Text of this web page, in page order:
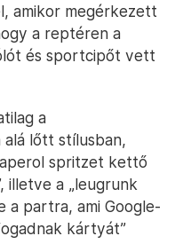
amikor megérkezett
a reptéren a
és sportcipőt vett
a
lőtt stílusban,
spritzet kettő
illetve a „leugrunk
a partra, ami Google-
kártyát”